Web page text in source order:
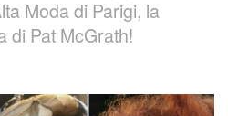
Moda di Parigi, la
di Pat McGrath!